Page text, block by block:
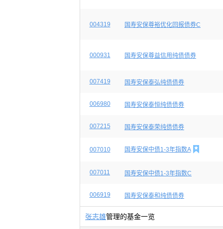
004319 国寿安保尊裕优化回报债券C
000931 国寿安保尊益信用纯债债券
007419 国寿安保泰弘纯债债券
006980 国寿安保泰恒纯债债券
007215 国寿安保泰荣纯债债券
007010 国寿安保中债1-3年指数A 
007011 国寿安保中债1-3年指数C
006919 国寿安保泰和纯债债券
张志雄管理的基金一览